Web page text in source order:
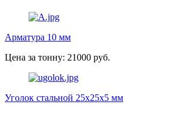
Арматура 10 мм
Цена за тонну: 21000 руб.
Уголок стальной 25х25х5 мм